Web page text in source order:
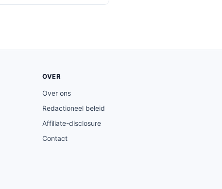
OVER
Over ons
Redactioneel beleid
Affiliate-disclosure
Contact